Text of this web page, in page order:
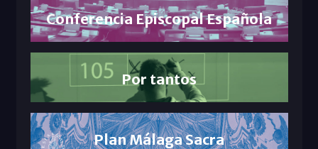
Conferencia Episcopal Española
Por tantos
Plan Málaga Sacra